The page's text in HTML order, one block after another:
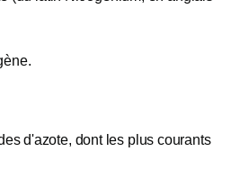
d'azote, dont les plus courants